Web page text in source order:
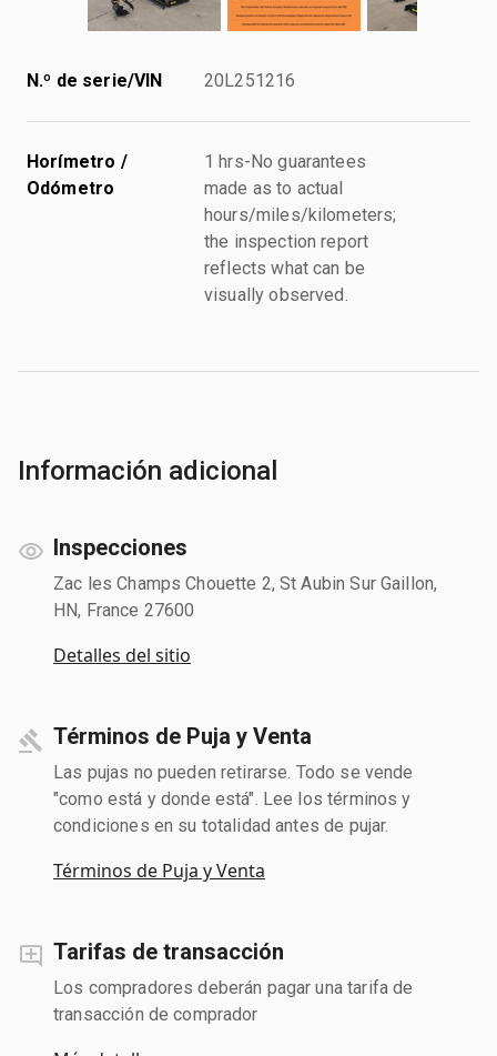
N.º de serie/VIN 20L251216
Horímetro /
Odómetro
1 hrs-No guarantees
made as to actual
hours/miles/kilometers;
the inspection report
reflects what can be
visually observed.
Información adicional
Inspecciones
Zac les Champs Chouette 2, St Aubin Sur Gaillon,
HN, France 27600
Detalles del sitio
Términos de Puja y Venta
Las pujas no pueden retirarse. Todo se vende
"como está y donde está". Lee los términos y
condiciones en su totalidad antes de pujar.
Términos de Puja y Venta
Tarifas de transacción
Los compradores deberán pagar una tarifa de
transacción de comprador